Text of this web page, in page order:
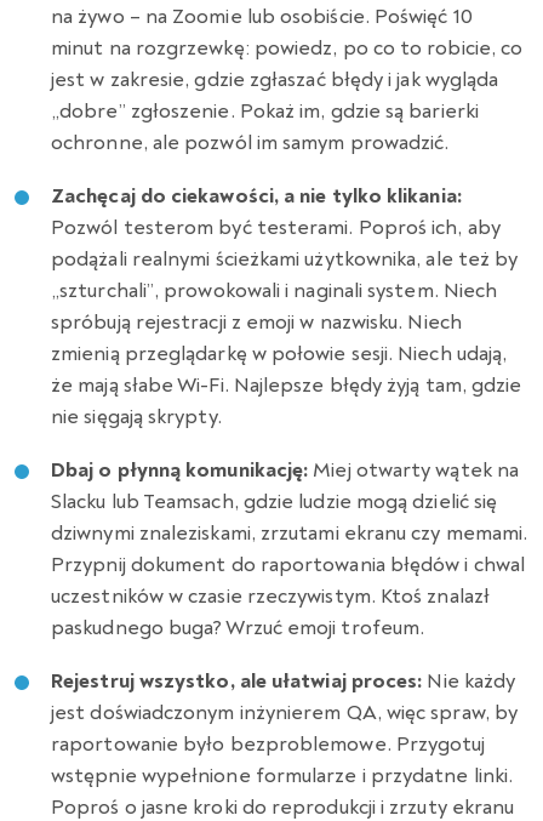
na żywo – na Zoomie lub osobiście. Poświęć 10
minut na rozgrzewkę: powiedz, po co to robicie, co
jest w zakresie, gdzie zgłaszać błędy i jak wygląda
„dobre” zgłoszenie. Pokaż im, gdzie są barierki
ochronne, ale pozwól im samym prowadzić.
Zachęcaj do ciekawości, a nie tylko klikania:
Pozwól testerom być testerami. Poproś ich, aby
podążali realnymi ścieżkami użytkownika, ale też by
„szturchali”, prowokowali i naginali system. Niech
spróbują rejestracji z emoji w nazwisku. Niech
zmienią przeglądarkę w połowie sesji. Niech udają,
że mają słabe Wi-Fi. Najlepsze błędy żyją tam, gdzie
nie sięgają skrypty.
Dbaj o płynną komunikację: Miej otwarty wątek na
Slacku lub Teamsach, gdzie ludzie mogą dzielić się
dziwnymi znaleziskami, zrzutami ekranu czy memami.
Przypnij dokument do raportowania błędów i chwal
uczestników w czasie rzeczywistym. Ktoś znalazł
paskudnego buga? Wrzuć emoji trofeum.
Rejestruj wszystko, ale ułatwiaj proces: Nie każdy
jest doświadczonym inżynierem QA, więc spraw, by
raportowanie było bezproblemowe. Przygotuj
wstępnie wypełnione formularze i przydatne linki.
Poproś o jasne kroki do reprodukcji i zrzuty ekranu